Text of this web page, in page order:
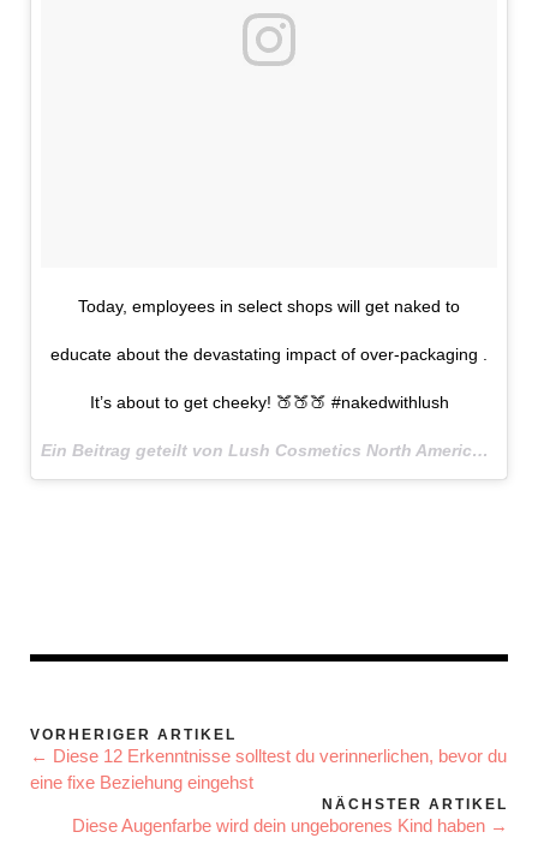
Today, employees in select shops will get naked to
educate about the devastating impact of over-packaging .
It’s about to get cheeky! 🍑🍑🍑 #nakedwithlush
Ein Beitrag geteilt von Lush Cosmetics North America (@lushcosmetics) am
VORHERIGER ARTIKEL
← Diese 12 Erkenntnisse solltest du verinnerlichen, bevor du
eine fixe Beziehung eingehst
NÄCHSTER ARTIKEL
Diese Augenfarbe wird dein ungeborenes Kind haben →